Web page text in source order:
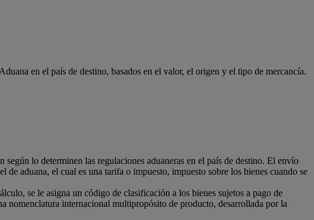
en el país de destino, basados en el valor, el origen y el tipo de mercancía.
lo determinen las regulaciones aduaneras en el país de destino. El envío
aduana, el cual es una tarifa o impuesto, impuesto sobre los bienes cuando se
se le asigna un código de clasificación a los bienes sujetos a pago de
nomenclatura internacional multipropósito de producto, desarrollada por la